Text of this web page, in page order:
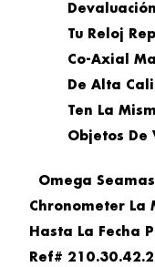
Tu Reloj
Co-Axial
De Alta
Ten La
Objetos De
Omega
Chronometer La
Hasta La Fecha
Ref#